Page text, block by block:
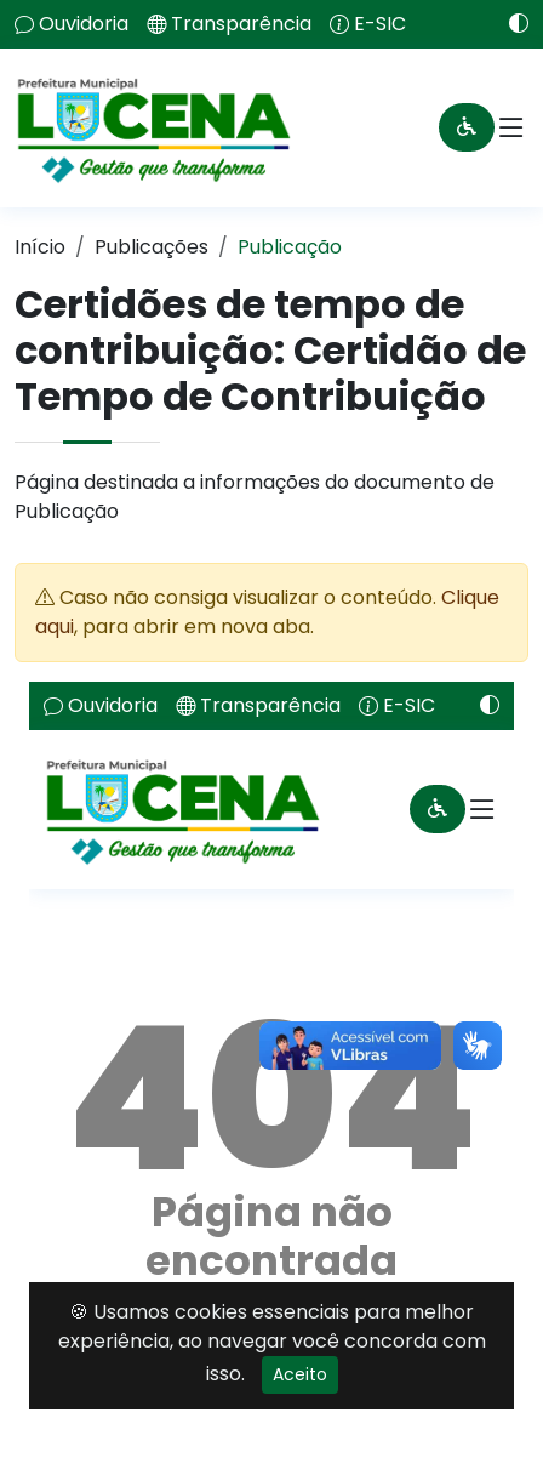
Ouvidoria Transparência E-SIC
Início Publicações Publicação
Certidões de tempo de
contribuição: Certidão de
Tempo de Contribuição
Página destinada a informações do documento de
Publicação
Caso não consiga visualizar o conteúdo. Clique
aqui, para abrir em nova aba.